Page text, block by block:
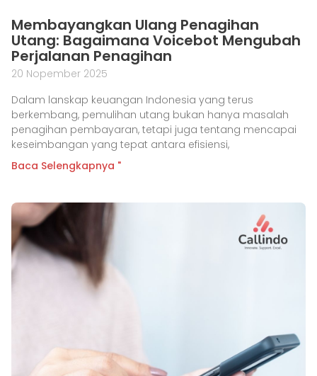
Membayangkan Ulang Penagihan
Utang: Bagaimana Voicebot Mengubah
Perjalanan Penagihan
20 Nopember 2025
Dalam lanskap keuangan Indonesia yang terus
berkembang, pemulihan utang bukan hanya masalah
penagihan pembayaran, tetapi juga tentang mencapai
keseimbangan yang tepat antara efisiensi,
Baca Selengkapnya "